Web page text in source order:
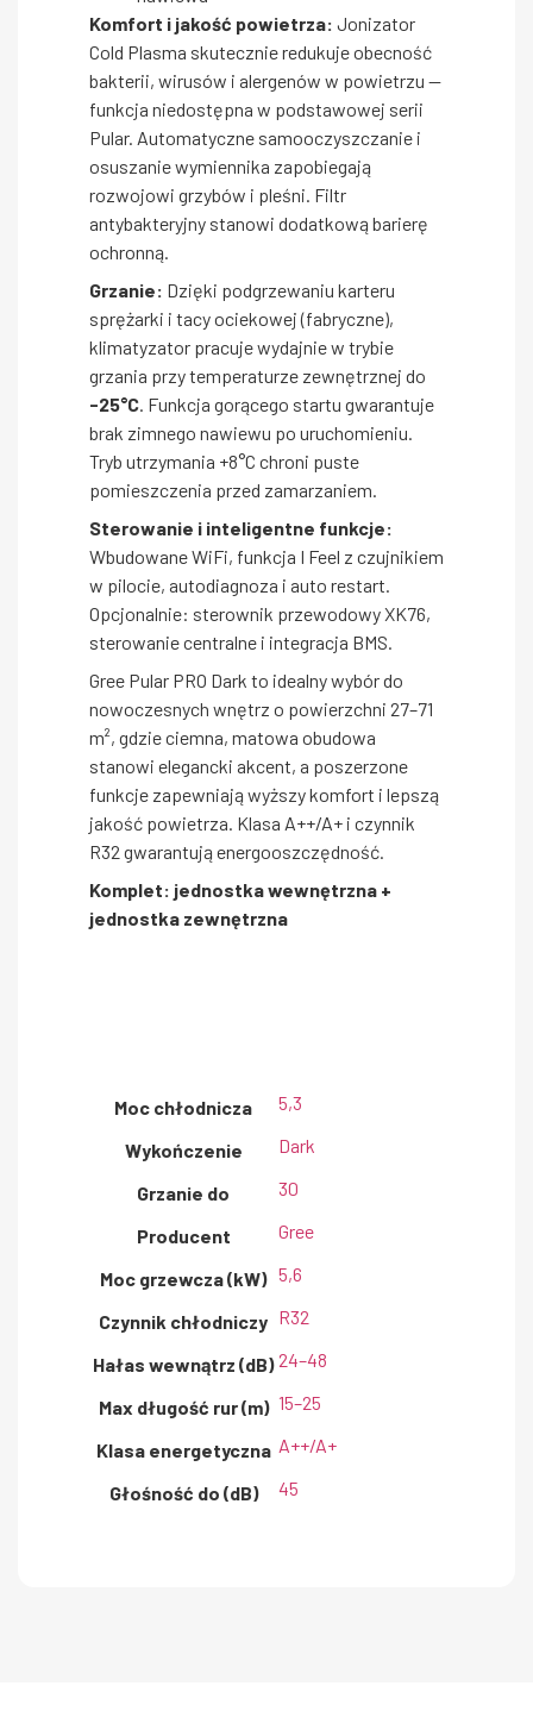
Komfort i jakość powietrza: Jonizator
Cold Plasma skutecznie redukuje obecność
bakterii, wirusów i alergenów w powietrzu —
funkcja niedostępna w podstawowej serii
Pular. Automatyczne samooczyszczanie i
osuszanie wymiennika zapobiegają
rozwojowi grzybów i pleśni. Filtr
antybakteryjny stanowi dodatkową barierę
ochronną.
Grzanie: Dzięki podgrzewaniu karteru
sprężarki i tacy ociekowej (fabryczne),
klimatyzator pracuje wydajnie w trybie
grzania przy temperaturze zewnętrznej do
-25°C . Funkcja gorącego startu gwarantuje
brak zimnego nawiewu po uruchomieniu.
Tryb utrzymania +8°C chroni puste
pomieszczenia przed zamarzaniem.
Sterowanie i inteligentne funkcje:
Wbudowane WiFi, funkcja I Feel z czujnikiem
w pilocie, autodiagnoza i auto restart.
Opcjonalnie: sterownik przewodowy XK76,
sterowanie centralne i integracja BMS.
Gree Pular PRO Dark to idealny wybór do
nowoczesnych wnętrz o powierzchni 27–71
m², gdzie ciemna, matowa obudowa
stanowi elegancki akcent, a poszerzone
funkcje zapewniają wyższy komfort i lepszą
jakość powietrza. Klasa A++/A+ i czynnik
R32 gwarantują energooszczędność.
Komplet: jednostka wewnętrzna +
jednostka zewnętrzna
Moc chłodnicza 5,3
Wykończenie Dark
Grzanie do 30
Producent Gree
Moc grzewcza (kW) 5,6
Czynnik chłodniczy R32
Hałas wewnątrz (dB) 24–48
Max długość rur (m) 15–25
Klasa energetyczna A++/A+
Głośność do (dB) 45